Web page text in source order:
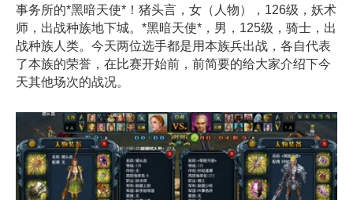
事务所的*黑暗天使*！猪头言，女（人物），126级，妖术
师，出战种族地下城。*黑暗天使*，男，125级，骑士，出
战种族人类。今天两位选手都是用本族兵出战，各自代表
了本族的荣誉，在比赛开始前，前简要的给大家介绍下今
天其他场次的战况。